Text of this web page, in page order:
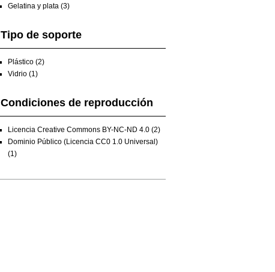
Gelatina y plata (3)
Tipo de soporte
Plástico (2)
Vidrio (1)
Condiciones de reproducción
Licencia Creative Commons BY-NC-ND 4.0 (2)
Dominio Público (Licencia CC0 1.0 Universal)
(1)